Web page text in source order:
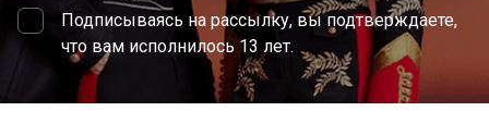
Подписываясь на рассылку, вы подтверждаете,
что вам исполнилось 13 лет.